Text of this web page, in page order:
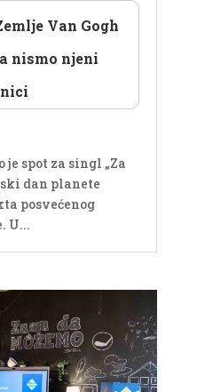
Van Gogh
nismo njeni
je spot za singl „Za
dan planete
posvećenog
U...